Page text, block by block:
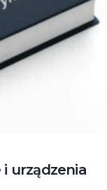
i urządzenia